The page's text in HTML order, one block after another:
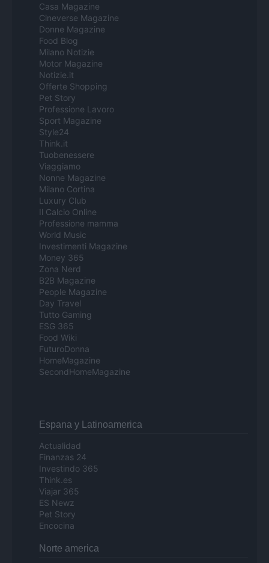
Casa Magazine
Cineverse Magazine
Donne Magazine
Food Blog
Milano Notizie
Motor Magazine
Notizie.it
Offerte Shopping
Pet Story
Professione Lavoro
Sport Magazine
Style24
Think.it
Tuobenessere
Viaggiamo
Nonne Magazine
Milano Cortina
Luxury Club
Il Calcio Online
Professione mamma
World Music
Investimenti Magazine
Money 365
Zona Nerd
B2B Magazine
People Magazine
Day Travel
Tutto Gaming
ESG 365
Food Wiki
FuturoDonna
HomeMagazine
SecondHomeMagazine
Espana y Latinoamerica
Actualidad
Finanzas 24
Investindo 365
Think.es
Viajar 365
ES Newz
Pet Story
Encocina
Norte america